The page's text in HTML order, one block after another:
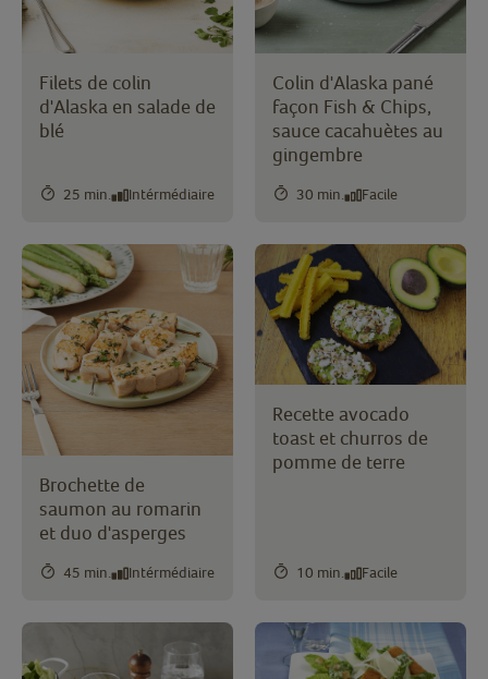
Filets de colin
d'Alaska en salade de
blé
25 min. Intérmédiaire
Colin d'Alaska pané
façon Fish & Chips,
sauce cacahuètes au
gingembre
30 min. Facile
Brochette de
saumon au romarin
et duo d'asperges
45 min. Intérmédiaire
Recette avocado
toast et churros de
pomme de terre
10 min. Facile